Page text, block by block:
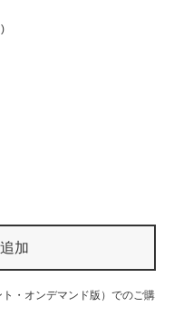
加
・オンデマンド版）でのご購